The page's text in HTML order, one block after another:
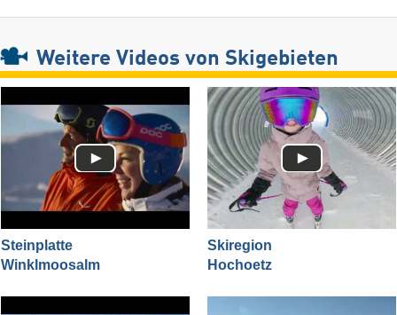
Weitere Videos von Skigebieten
Steinplatte
Winklmoosalm
Skiregion
Hochoetz